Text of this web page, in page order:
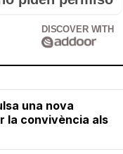
DISCOVER WITH
una nova
la convivència als